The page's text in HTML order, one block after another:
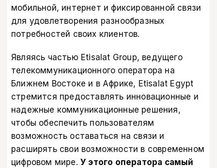
мобильной, интернет и фиксированной связи
для удовлетворения разнообразных
потребностей своих клиентов.
Являясь частью Etisalat Group, ведущего
телекоммуникационного оператора на
Ближнем Востоке и в Африке, Etisalat Egypt
стремится предоставлять инновационные и
надежные коммуникационные решения,
чтобы обеспечить пользователям
возможность оставаться на связи и
расширять свои возможности в современном
цифровом мире. У этого оператора самый